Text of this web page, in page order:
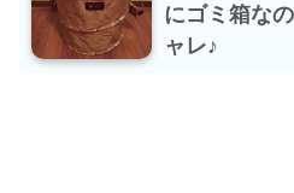
にゴミ箱な
ャレ♪